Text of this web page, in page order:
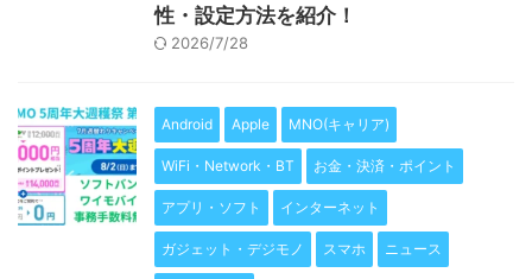
性・設定方法を紹介！
2026/7/28
Android Apple MNO(キャリア)
WiFi・Network・BT お金・決済・ポイント
アプリ・ソフト インターネット
ガジェット・デジモノ スマホ ニュース